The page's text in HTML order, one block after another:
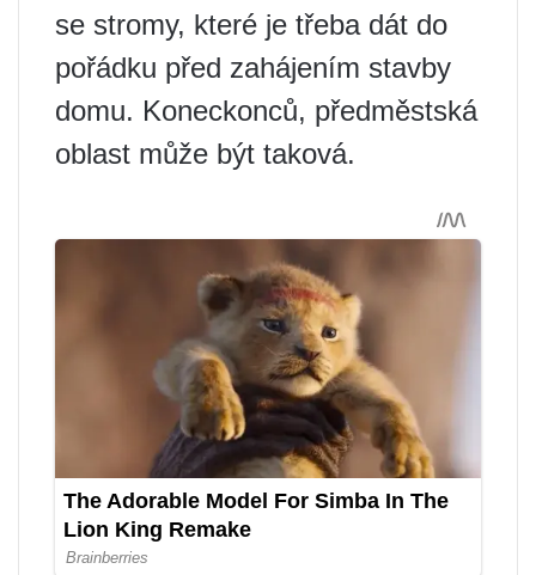
se stromy, které je třeba dát do
pořádku před zahájením stavby
domu. Koneckonců, předměstská
oblast může být taková.